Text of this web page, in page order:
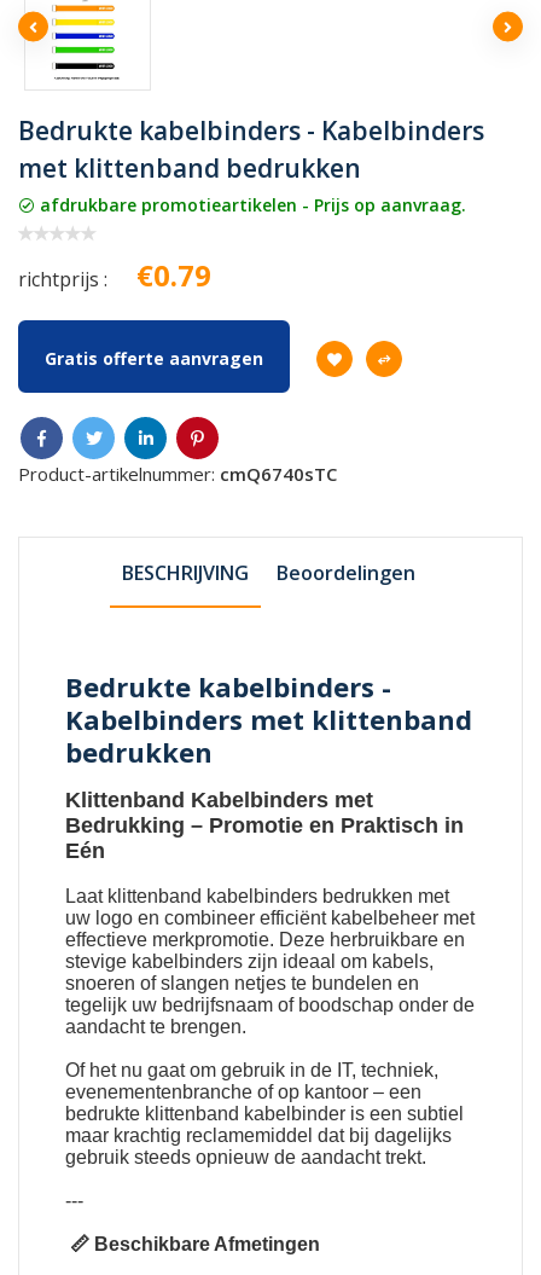
Bedrukte kabelbinders - Kabelbinders
met klittenband bedrukken
afdrukbare promotieartikelen - Prijs op aanvraag.
richtprijs : €0.79
Gratis offerte aanvragen
Product-artikelnummer: cmQ6740sTC
BESCHRIJVING Beoordelingen
Bedrukte kabelbinders -
Kabelbinders met klittenband
bedrukken
Klittenband Kabelbinders met
Bedrukking – Promotie en Praktisch in
Eén
Laat klittenband kabelbinders bedrukken met
uw logo en combineer efficiënt kabelbeheer met
effectieve merkpromotie. Deze herbruikbare en
stevige kabelbinders zijn ideaal om kabels,
snoeren of slangen netjes te bundelen en
tegelijk uw bedrijfsnaam of boodschap onder de
aandacht te brengen.
Of het nu gaat om gebruik in de IT, techniek,
evenementenbranche of op kantoor – een
bedrukte klittenband kabelbinder is een subtiel
maar krachtig reclamemiddel dat bij dagelijks
gebruik steeds opnieuw de aandacht trekt.
---
📏 Beschikbare Afmetingen